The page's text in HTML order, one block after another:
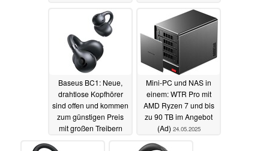
Baseus BC1: Neue,
drahtlose Kopfhörer
sind offen und kommen
zum günstigen Preis
mit großen Treibern
Mini-PC und NAS in
einem: WTR Pro mit
AMD Ryzen 7 und bis
zu 90 TB im Angebot
(Ad) 24.05.2025